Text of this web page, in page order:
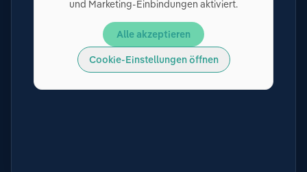
und Marketing-Einbindungen aktiviert.
Alle akzeptieren
Cookie-Einstellungen öffnen